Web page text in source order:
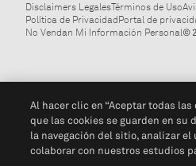
Disclaimers LegalesTérminos de Uso
Política de PrivacidadPortal de
No Vendan Mi Información Personal©
Al hacer clic en “Aceptar todas las
que las cookies se guarden en su
la navegación del sitio, analizar el
colaborar con nuestros estudios